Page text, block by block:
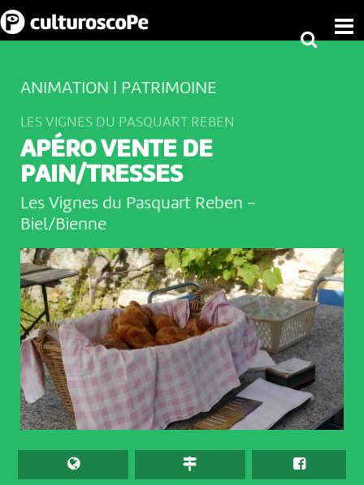
ANIMATION | PATRIMOINE
LES VIGNES DU PASQUART REBEN
APÉRO VENTE DE
PAIN/TRESSES
Les Vignes du Pasquart Reben -
Biel/Bienne